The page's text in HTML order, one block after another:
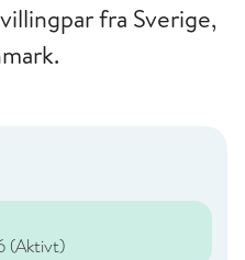
fra Sverige,
(Aktivt)